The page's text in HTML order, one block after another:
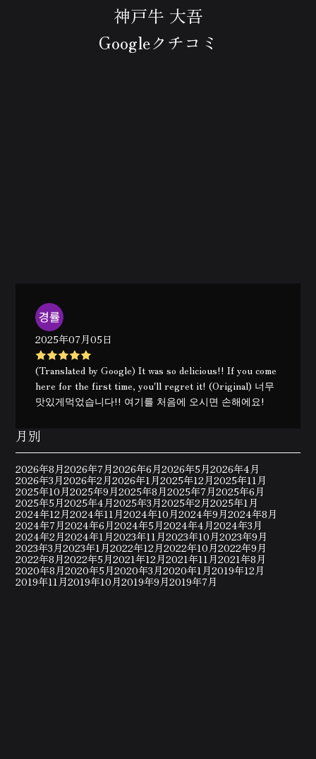
神戸牛 大吾
Googleクチコミ
2025年07月05日
(Translated by Google) It was so delicious!! If you come
here for the first time, you'll regret it! (Original) 너무
맛있게먹었습니다!! 여기를 처음에 오시면 손해에요!
月別
2026年8月2026年7月2026年6月2026年5月2026年4月
2026年3月2026年2月2026年1月2025年12月2025年11月
2025年10月2025年9月2025年8月2025年7月2025年6月
2025年5月2025年4月2025年3月2025年2月2025年1月
2024年12月2024年11月2024年10月2024年9月2024年8月
2024年7月2024年6月2024年5月2024年4月2024年3月
2024年2月2024年1月2023年11月2023年10月2023年9月
2023年3月2023年1月2022年12月2022年10月2022年9月
2022年8月2022年5月2021年12月2021年11月2021年8月
2020年8月2020年5月2020年3月2020年1月2019年12月
2019年11月2019年10月2019年9月2019年7月